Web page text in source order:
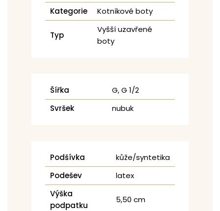
Kategorie
Kotníkové boty
Typ
Vyšší uzavřené
boty
Šířka
G, G 1/2
Svršek
nubuk
Podšívka
kůže/syntetika
Podešev
latex
Výška
podpatku
5,50 cm